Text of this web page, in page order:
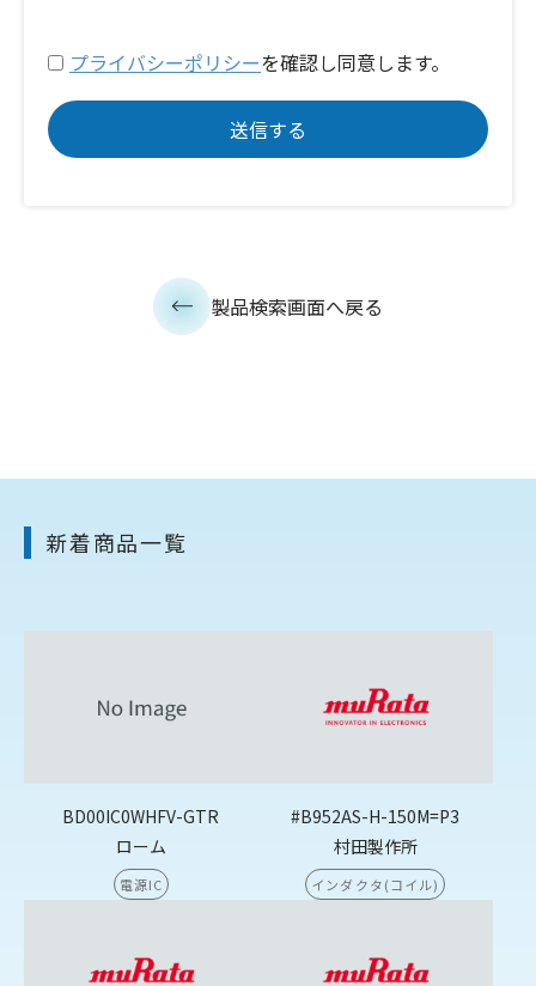
プライバシーポリシーを確認し同意します。
製品検索画面へ戻る
新着商品一覧
BD00IC0WHFV-GTR
ローム
電源IC
#B952AS-H-150M=P3
村田製作所
インダクタ(コイル)